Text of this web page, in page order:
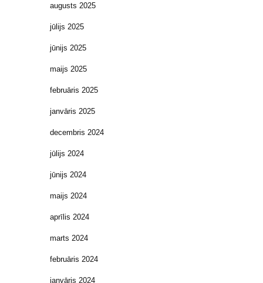
augusts 2025
jūlijs 2025
jūnijs 2025
maijs 2025
februāris 2025
janvāris 2025
decembris 2024
jūlijs 2024
jūnijs 2024
maijs 2024
aprīlis 2024
marts 2024
februāris 2024
janvāris 2024